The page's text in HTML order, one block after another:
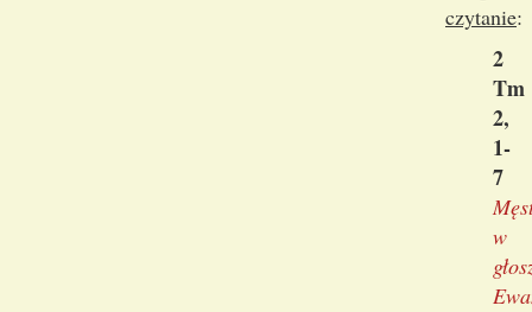
czytanie:
2
Tm
2,
1-
7
w